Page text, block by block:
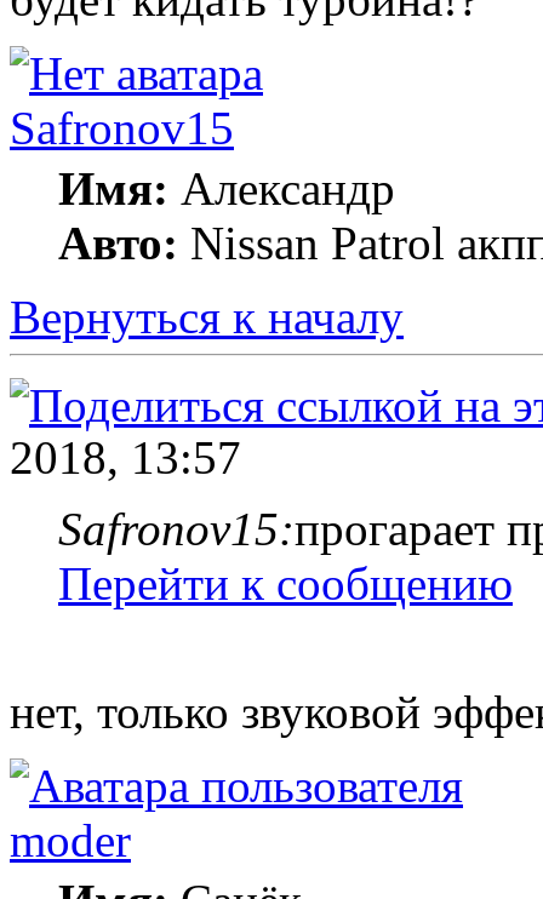
Safronov15
Имя: Александр
Авто: Nissan Patrol
Вернуться к началу
2018, 13:57
Safronov15:прогарает
Перейти к сообщению
нет, только звуковой
moder